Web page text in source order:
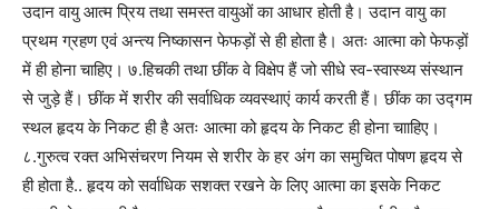
उदान वायु आत्म प्रिय तथा समस्त वायुओं का आधार होती है। उदान वायु का
प्रथम ग्रहण एवं अन्त्य निष्कासन फेफड़ों से ही होता है। अतः आत्मा को फेफड़ों
में ही होना चाहिए। ७.हिचकी तथा छींक वे विक्षेप हैं जो सीधे स्व-स्वास्थ्य संस्थान
से जुड़े हैं। छींक में शरीर की सर्वाधिक व्यवस्थाएं कार्य करती हैं। छींक का उद्गम
स्थल हृदय के निकट ही है अतः आत्मा को हृदय के निकट ही होना चााहिए।
८.गुरुत्व रक्त अभिसंचरण नियम से शरीर के हर अंग का समुचित पोषण हृदय से
ही होता है.. हृदय को सर्वाधिक सशक्त रखने के लिए आत्मा का इसके निकट